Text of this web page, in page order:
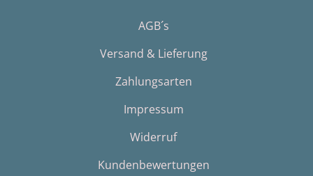
AGB´s
Versand & Lieferung
Zahlungsarten
Impressum
Widerruf
Kundenbewertungen